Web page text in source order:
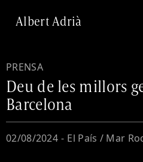
Albert Adrià
PRENSA
Deu de les millors
Barcelona
02/08/2024 - El País / Mar